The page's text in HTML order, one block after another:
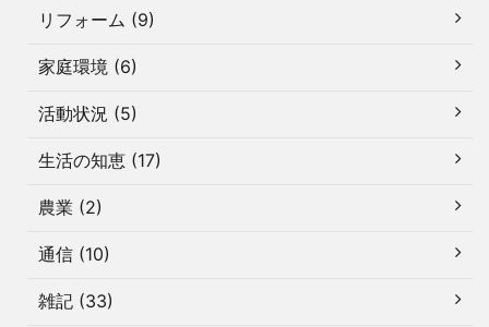
リフォーム (9)
家庭環境 (6)
活動状況 (5)
生活の知恵 (17)
農業 (2)
通信 (10)
雑記 (33)